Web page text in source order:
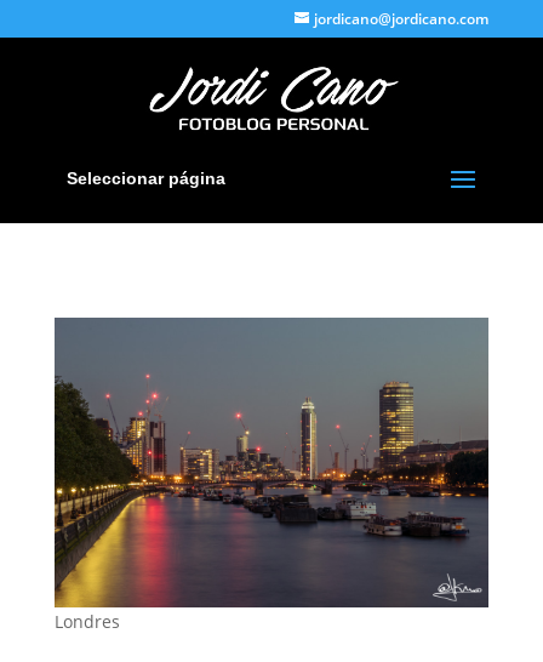
jordicano@jordicano.com
Seleccionar página
Londres